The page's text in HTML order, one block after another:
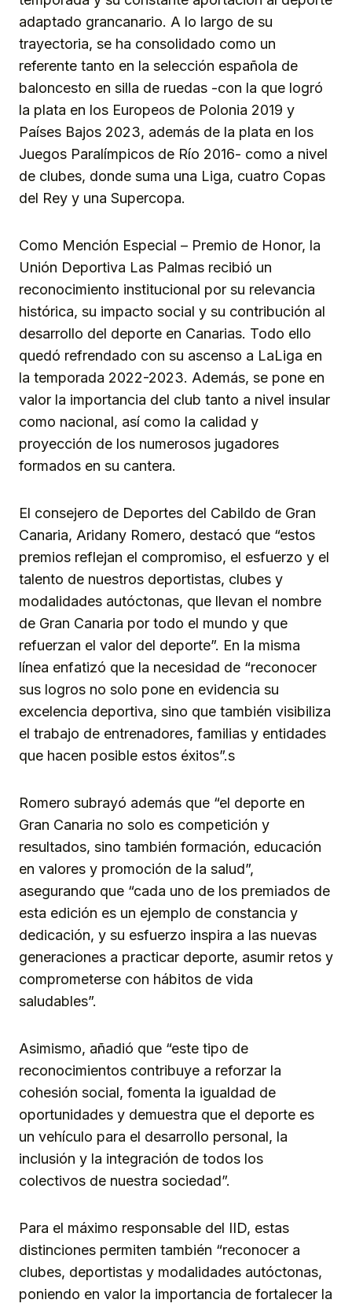
adaptado grancanario. A lo largo de su
trayectoria, se ha consolidado como un
referente tanto en la selección española de
baloncesto en silla de ruedas -con la que logró
la plata en los Europeos de Polonia 2019 y
Países Bajos 2023, además de la plata en los
Juegos Paralímpicos de Río 2016- como a nivel
de clubes, donde suma una Liga, cuatro Copas
del Rey y una Supercopa.
Como Mención Especial – Premio de Honor, la
Unión Deportiva Las Palmas recibió un
reconocimiento institucional por su relevancia
histórica, su impacto social y su contribución al
desarrollo del deporte en Canarias. Todo ello
quedó refrendado con su ascenso a LaLiga en
la temporada 2022-2023. Además, se pone en
valor la importancia del club tanto a nivel insular
como nacional, así como la calidad y
proyección de los numerosos jugadores
formados en su cantera.
El consejero de Deportes del Cabildo de Gran
Canaria, Aridany Romero, destacó que “estos
premios reflejan el compromiso, el esfuerzo y el
talento de nuestros deportistas, clubes y
modalidades autóctonas, que llevan el nombre
de Gran Canaria por todo el mundo y que
refuerzan el valor del deporte”. En la misma
línea enfatizó que la necesidad de “reconocer
sus logros no solo pone en evidencia su
excelencia deportiva, sino que también visibiliza
el trabajo de entrenadores, familias y entidades
que hacen posible estos éxitos”.s
Romero subrayó además que “el deporte en
Gran Canaria no solo es competición y
resultados, sino también formación, educación
en valores y promoción de la salud”,
asegurando que “cada uno de los premiados de
esta edición es un ejemplo de constancia y
dedicación, y su esfuerzo inspira a las nuevas
generaciones a practicar deporte, asumir retos y
comprometerse con hábitos de vida
saludables”.
Asimismo, añadió que “este tipo de
reconocimientos contribuye a reforzar la
cohesión social, fomenta la igualdad de
oportunidades y demuestra que el deporte es
un vehículo para el desarrollo personal, la
inclusión y la integración de todos los
colectivos de nuestra sociedad”.
Para el máximo responsable del IID, estas
distinciones permiten también “reconocer a
clubes, deportistas y modalidades autóctonas,
poniendo en valor la importancia de fortalecer la